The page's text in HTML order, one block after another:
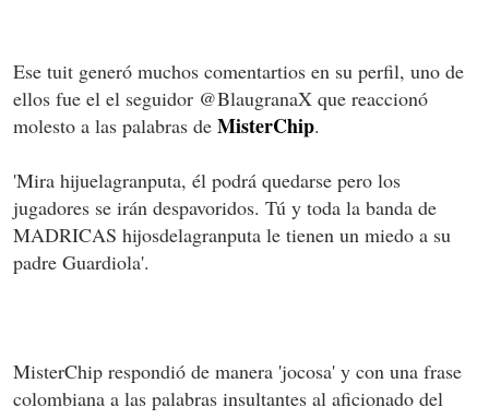
Ese tuit generó muchos comentartios en su perfil, uno de
ellos fue el el seguidor @BlaugranaX que reaccionó
molesto a las palabras de MisterChip.
'Mira hijuelagranputa, él podrá quedarse pero los
jugadores se irán despavoridos. Tú y toda la banda de
MADRICAS hijosdelagranputa le tienen un miedo a su
padre Guardiola'.
MisterChip respondió de manera 'jocosa' y con una frase
colombiana a las palabras insultantes al aficionado del